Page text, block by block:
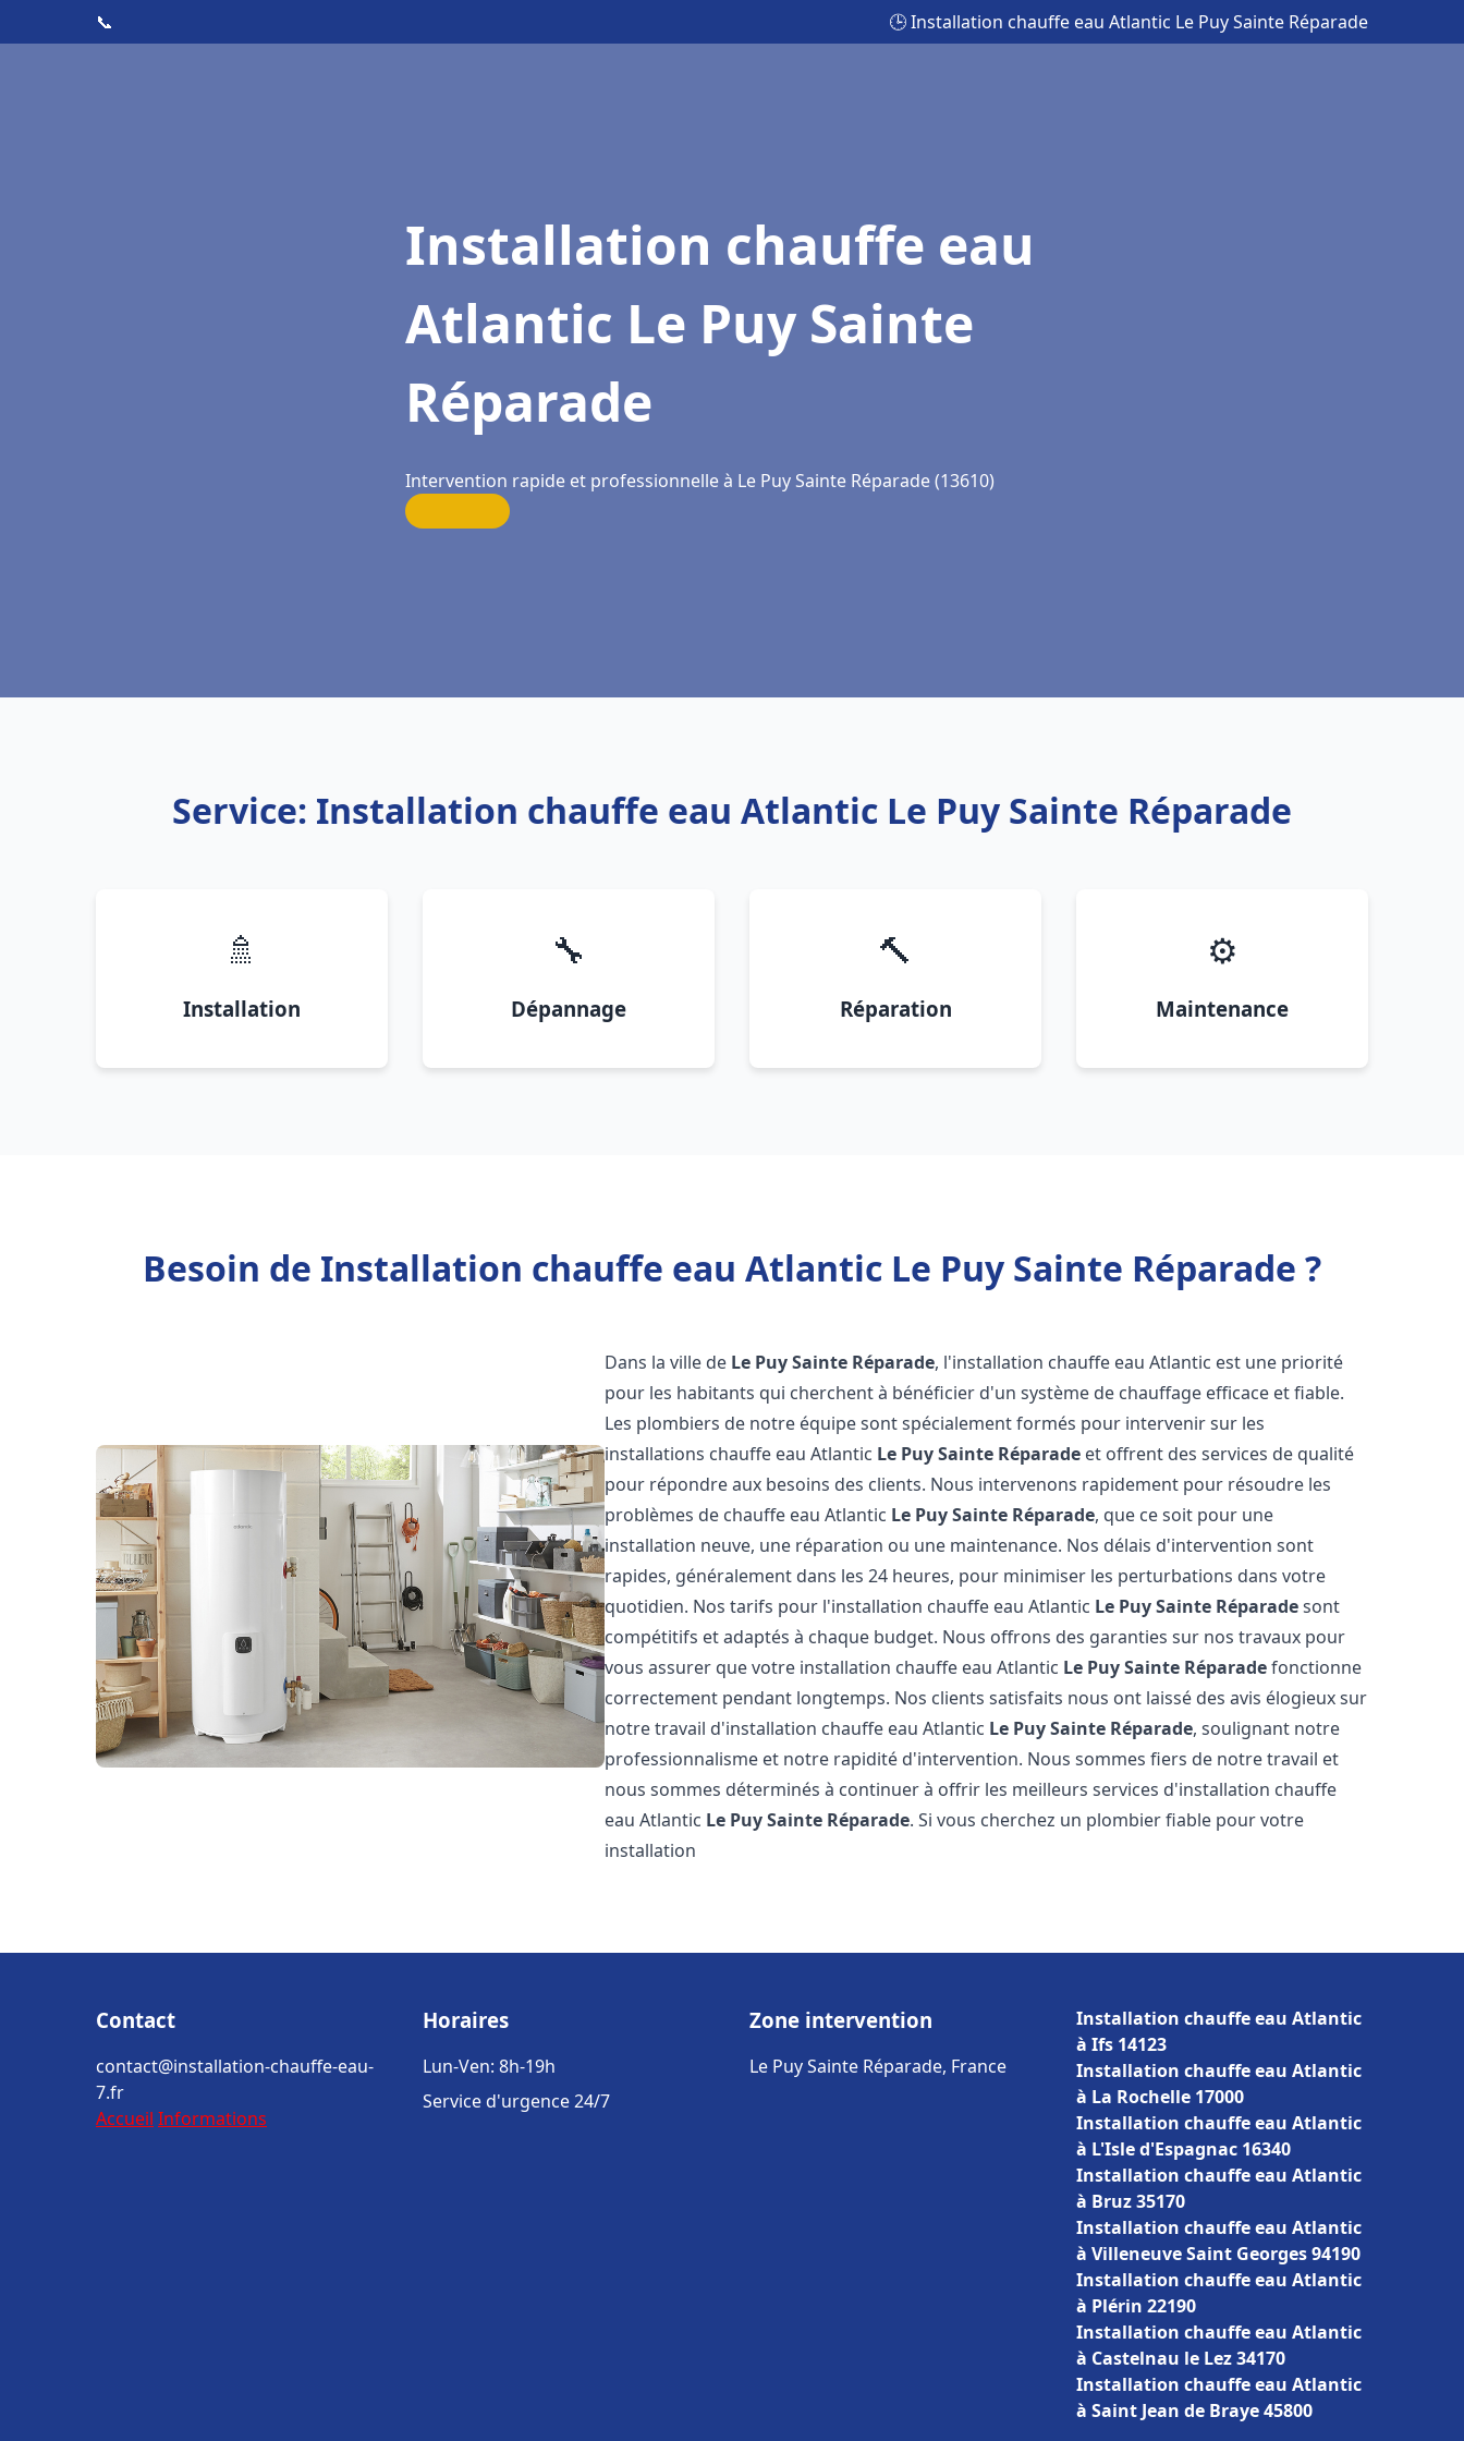
📞 🕒 Installation chauffe eau Atlantic Le Puy Sainte Réparade
Installation chauffe eau
Atlantic Le Puy Sainte
Réparade
Intervention rapide et professionnelle à Le Puy Sainte Réparade (13610)
Service: Installation chauffe eau Atlantic Le Puy Sainte Réparade
🚿
Installation
🔧
Dépannage
🔨
Réparation
⚙️
Maintenance
Besoin de Installation chauffe eau Atlantic Le Puy Sainte Réparade ?
Dans la ville de Le Puy Sainte Réparade, l'installation chauffe eau Atlantic est une priorité
pour les habitants qui cherchent à bénéficier d'un système de chauffage efficace et fiable.
Les plombiers de notre équipe sont spécialement formés pour intervenir sur les
installations chauffe eau Atlantic Le Puy Sainte Réparade et offrent des services de qualité
pour répondre aux besoins des clients. Nous intervenons rapidement pour résoudre les
problèmes de chauffe eau Atlantic Le Puy Sainte Réparade, que ce soit pour une
installation neuve, une réparation ou une maintenance. Nos délais d'intervention sont
rapides, généralement dans les 24 heures, pour minimiser les perturbations dans votre
quotidien. Nos tarifs pour l'installation chauffe eau Atlantic Le Puy Sainte Réparadesont
compétitifs et adaptés à chaque budget. Nous offrons des garanties sur nos travaux pour
vous assurer que votre installation chauffe eau Atlantic Le Puy Sainte Réparadefonctionne
correctement pendant longtemps. Nos clients satisfaits nous ont laissé des avis élogieux sur
notre travail d'installation chauffe eau Atlantic Le Puy Sainte Réparade, soulignant notre
professionnalisme et notre rapidité d'intervention. Nous sommes fiers de notre travail et
nous sommes déterminés à continuer à offrir les meilleurs services d'installation chauffe
eau Atlantic Le Puy Sainte Réparade. Si vous cherchez un plombier fiable pour votre
installation
Contact
contact@installation-chauffe-eau-
7.fr
Accueil Informations
Horaires
Lun-Ven: 8h-19h
Service d'urgence 24/7
Zone intervention
Le Puy Sainte Réparade, France
Installation chauffe eau Atlantic
à Ifs 14123
Installation chauffe eau Atlantic
à La Rochelle 17000
Installation chauffe eau Atlantic
à L'Isle d'Espagnac 16340
Installation chauffe eau Atlantic
à Bruz 35170
Installation chauffe eau Atlantic
à Villeneuve Saint Georges 94190
Installation chauffe eau Atlantic
à Plérin 22190
Installation chauffe eau Atlantic
à Castelnau le Lez 34170
Installation chauffe eau Atlantic
à Saint Jean de Braye 45800